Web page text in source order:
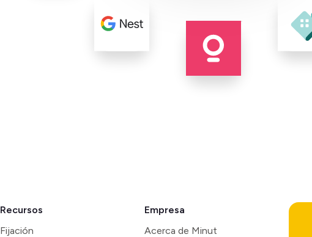
Recursos
Fijación
Empresa
Acerca de Minut